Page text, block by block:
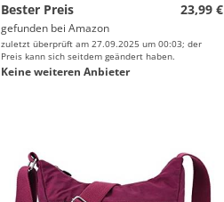
Bester Preis
23,99 €
gefunden bei Amazon
zuletzt überprüft am 27.09.2025 um 00:03; der
Preis kann sich seitdem geändert haben.
Keine weiteren Anbieter